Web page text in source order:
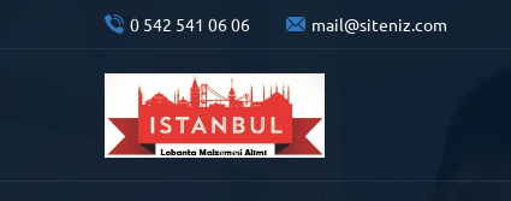
0 542 541 06 06 mail@siteniz.com